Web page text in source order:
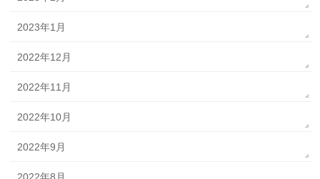
2023年1月
2022年12月
2022年11月
2022年10月
2022年9月